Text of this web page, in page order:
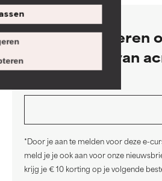
Wil jij meer leren
behandelen van
*Door je aan te melden voor deze e-
meld je je ook aan voor onze
krijg je € 10 korting op je volgende